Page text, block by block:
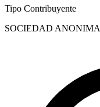
Tipo Contribuyente
SOCIEDAD ANONIMA